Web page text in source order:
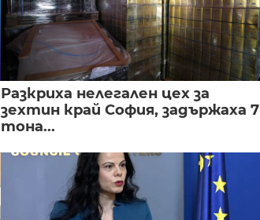
Разкриха нелегален цех за
зехтин край София, задържаха 7
тона...